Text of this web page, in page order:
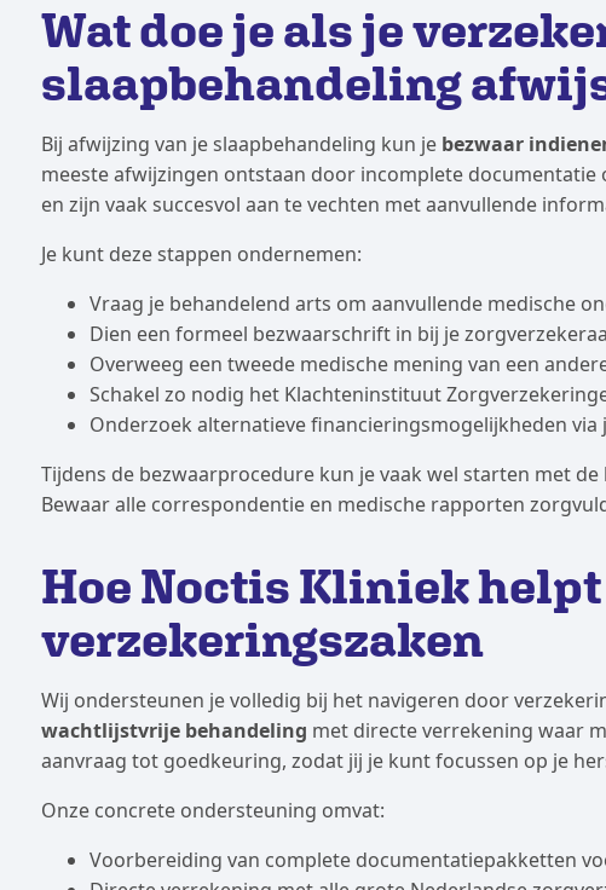
Wat doe je als je
slaapbehandeling
Bij afwijzing van je slaapbehandeling kun je bezwaar
meeste afwijzingen ontstaan door incomplete
en zijn vaak succesvol aan te vechten met aanvullende
Je kunt deze stappen ondernemen:
Vraag je behandelend arts om aanvullende medische
Dien een formeel bezwaarschrift in bij je
Overweeg een tweede medische mening van een
Schakel zo nodig het Klachteninstituut
Onderzoek alternatieve financieringsmogelijkheden via
Tijdens de bezwaarprocedure kun je vaak wel starten met
Bewaar alle correspondentie en medische rapporten
Hoe Noctis Kliniek
verzekeringszaken
Wij ondersteunen je volledig bij het navigeren door
wachtlijstvrije behandeling met directe verrekening waar
aanvraag tot goedkeuring, zodat jij je kunt focussen op je
Onze concrete ondersteuning omvat:
Voorbereiding van complete documentatiepakketten